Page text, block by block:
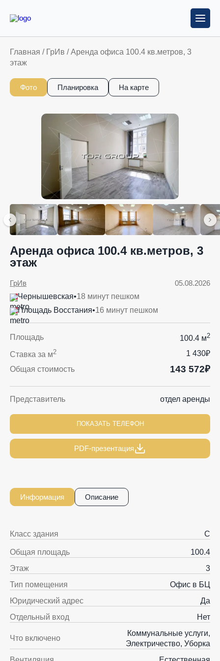
Главная / ГрИв /Аренда офиса 100.4 кв.метров, 3
этаж
Фото Планировка На карте
Аренда офиса 100.4 кв.метров, 3
этаж
05.08.2026
ГрИв
Чернышевская•18 минут пешком
Площадь Восстания•16 минут пешком
Площадь 100.4 м2
Ставка за м2
1 430₽
Общая стоимость
143 572₽
Представитель отдел аренды
ПОКАЗАТЬ ТЕЛЕФОН
PDF-презентация
Информация Описание
Класс здания C
Общая площадь
100.4
Этаж
3
Тип помещения
Офис в БЦ
Юридический адрес
Да
Отдельный вход
Нет
Что включено
Коммунальные услуги,
Электричество, Уборка